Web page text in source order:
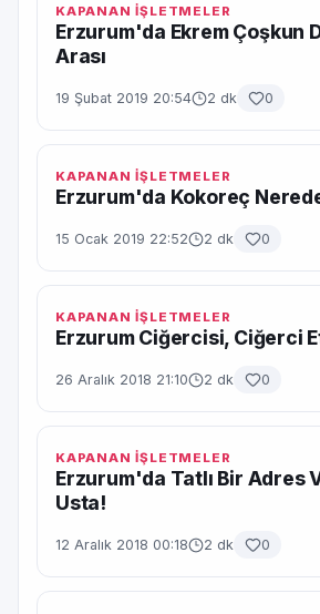
KAPANAN İŞLETMELER
Erzurum'da Ekrem Çoşkun
Arası
19 Şubat 2019 20:54 2 dk 0
KAPANAN İŞLETMELER
Erzurum'da Kokoreç
15 Ocak 2019 22:52 2 dk 0
KAPANAN İŞLETMELER
Erzurum Ciğercisi, Ciğerci
26 Aralık 2018 21:10 2 dk 0
KAPANAN İŞLETMELER
Erzurum'da Tatlı Bir Adres
Usta!
12 Aralık 2018 00:18 2 dk 0